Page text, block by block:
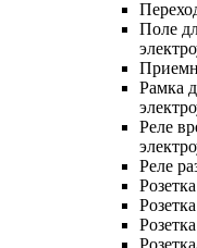
Поле
Рамка
Реле
Реле
Розетка